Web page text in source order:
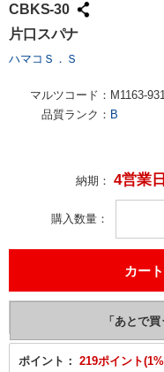
CBKS-30
片口スパナ
ハマコＳ．Ｓ
マルツコード： M1163-
品質ランク： B
納期： 4営業
購入数量
ポイント： 219ポイント